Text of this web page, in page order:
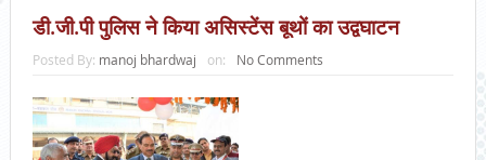
डी.जी.पी पुलिस ने किया असिस्टेंस बूथों का उद्वघाटन
Posted By: manoj bhardwaj on: No Comments